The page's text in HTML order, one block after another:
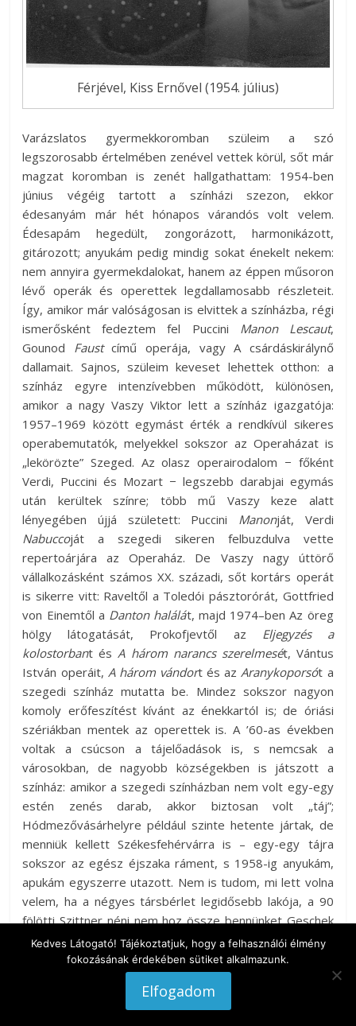
Férjével, Kiss Ernővel (1954. július)
Varázslatos gyermekkoromban szüleim a szó
legszorosabb értelmében zenével vettek körül, sőt már
magzat koromban is zenét hallgathattam: 1954-ben
június végéig tartott a színházi szezon, ekkor
édesanyám már hét hónapos várandós volt velem.
Édesapám hegedült, zongorázott, harmonikázott,
gitározott; anyukám pedig mindig sokat énekelt nekem:
nem annyira gyermekdalokat, hanem az éppen műsoron
lévő operák és operettek legdallamosabb részleteit.
Így, amikor már valóságosan is elvittek a színházba, régi
ismerősként fedeztem fel Puccini Manon Lescaut,
Gounod Faustcímű operája, vagy A csárdáskirálynő
dallamait. Sajnos, szüleim keveset lehettek otthon: a
színház egyre intenzívebben működött, különösen,
amikor a nagy Vaszy Viktor lett a színház igazgatója:
1957–1969 között egymást érték a rendkívül sikeres
operabemutatók, melyekkel sokszor az Operaházat is
„lekörözte” Szeged. Az olasz operairodalom − főként
Verdi, Puccini és Mozart − legszebb darabjai egymás
után kerültek színre; több mű Vaszy keze alatt
lényegében újjá született: Puccini Manonját, Verdi
Nabuccoját a szegedi sikeren felbuzdulva vette
repertoárjára az Operaház. De Vaszy nagy úttörő
vállalkozásként számos XX. századi, sőt kortárs operát
is sikerre vitt: Raveltől a Toledói pásztorórát, Gottfried
von Einemtől a Danton halálát, majd 1974–ben Az öreg
hölgy látogatását, Prokofjevtől az Eljegyzés a
kolostorbant és A három narancs szerelmesét, Vántus
István operáit, A három vándort és az Aranykoporsót a
szegedi színház mutatta be. Mindez sokszor nagyon
komoly erőfeszítést kívánt az énekkartól is; de óriási
szériákban mentek az operettek is. A ’60-as években
voltak a csúcson a tájelőadások is, s nemcsak a
városokban, de nagyobb községekben is játszott a
színház: amikor a szegedi színházban nem volt egy-egy
estén zenés darab, akkor biztosan volt „táj”;
Hódmezővásárhelyre például szinte hetente jártak, de
menniük kellett Székesfehérvárra is – egy-egy tájra
sokszor az egész éjszaka ráment, s 1958-ig anyukám,
apukám egyszerre utazott. Nem is tudom, mi lett volna
velem, ha a négyes társbérlet legidősebb lakója, a 90
fölötti Szittner néni nem hoz össze bennünket Geschek
Jánosné Klári nénivel, egy rendkívül intelligens vajdasági
német asszonnyal, aki fiatalon megözvegyült, s igen
alacsony özvegyi nyugdíja mellé éppen munkát keresett.
Klári néni 66 évesen elvállalt engem, szerény összegért
és némi étkezésért; kilenc évig vigyázott rám,
Kedves Látogató! Tájékoztatjuk, hogy a felhasználói élmény
fokozásának érdekében sütiket alkalmazunk.
Elfogadom